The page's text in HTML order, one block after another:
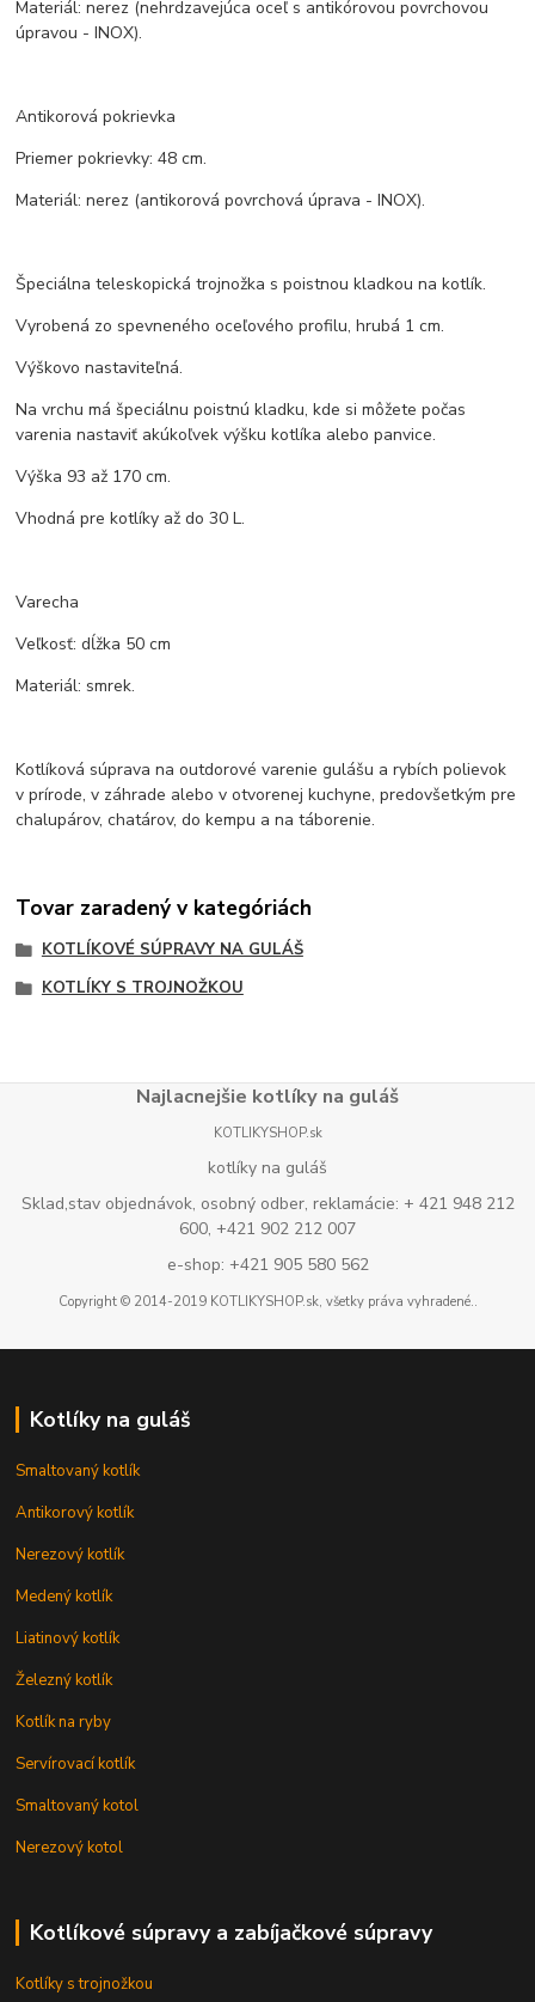
Materiál: nerez (nehrdzavejúca oceľ s antikórovou povrchovou
úpravou - INOX).
Antikorová pokrievka
Priemer pokrievky: 48 cm.
Materiál: nerez (antikorová povrchová úprava - INOX).
Špeciálna teleskopická trojnožka s poistnou kladkou na kotlík.
Vyrobená zo spevneného oceľového profilu, hrubá 1 cm.
Výškovo nastaviteľná.
Na vrchu má špeciálnu poistnú kladku, kde si môžete počas
varenia nastaviť akúkoľvek výšku kotlíka alebo panvice.
Výška 93 až 170 cm.
Vhodná pre kotlíky až do 30 L.
Varecha
Veľkosť: dĺžka 50 cm
Materiál: smrek.
Kotlíková súprava na outdorové varenie gulášu a rybích polievok
v prírode, v záhrade alebo v otvorenej kuchyne, predovšetkým pre
chalupárov, chatárov, do kempu a na táborenie.
Tovar zaradený v kategóriách
KOTLÍKOVÉ SÚPRAVY NA GULÁŠ
KOTLÍKY S TROJNOŽKOU
Najlacnejšie kotlíky na guláš
KOTLIKYSHOP.sk
kotlíky na guláš
Sklad,stav objednávok, osobný odber, reklamácie: + 421 948 212
600, +421 902 212 007
e-shop: +421 905 580 562
Copyright © 2014-2019 KOTLIKYSHOP.sk, všetky práva vyhradené..
Kotlíky na guláš
Smaltovaný kotlík
Antikorový kotlík
Nerezový kotlík
Medený kotlík
Liatinový kotlík
Železný kotlík
Kotlík na ryby
Servírovací kotlík
Smaltovaný kotol
Nerezový kotol
Kotlíkové súpravy a zabíjačkové súpravy
Kotlíky s trojnožkou